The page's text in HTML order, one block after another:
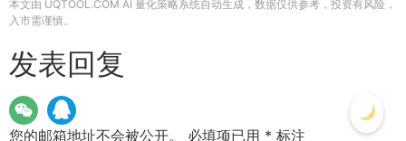
本文由 UQTOOL.COM AI 量化策略系统自动生成，数据仅供参考，投资有风险，
入市需谨慎。
发表回复
您的邮箱地址不会被公开。 必填项已用 * 标注